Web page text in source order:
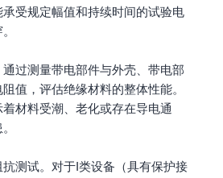
受规定幅值和持续时间的试验电
过测量带电部件与外壳、带电部
值，评估绝缘材料的整体性能。
材料受潮、老化或存在导电通
测试。对于I类设备（具有保护接